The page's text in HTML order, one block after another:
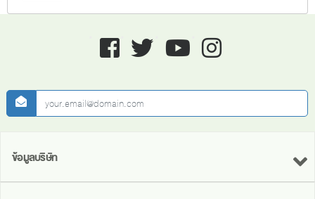
Facebook twitter youtube instagram
newsletter
ข้อมูลบริษัท